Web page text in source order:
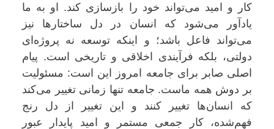
کار و امید می‌تواند خود را بازسازی کند. او به ما
یادآور می‌شود که انسان در دل ساختارها نیز
می‌تواند فاعل باشد؛ و اینکه توسعه نه پروژه‌ای
دولتی، بلکه فرآیندی اخلاقی و تاریخی است. پیام
اصلی صابر برای جامعه امروز این است: مسئولیت
بر دوش همه ماست. جامعه تنها زمانی تغییر می‌کند
که انسان‌ها تغییر کنند و این تغییر از دل رنج
فهم‌شده، کار جمعی مستمر و امید پایدار عبور